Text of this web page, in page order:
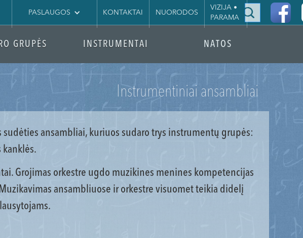
PASLAUGOS KONTAKTAI NUORODOS
VIZIJA •
PARAMA
|
GRUPĖS INSTRUMENTAI NATOS
Instrumentiniai ansambliai
ansambliai, kuriuos sudaro trys instrumentų grupės:
Grojimas orkestre ugdo muzikines menines kompetencijas
ansambliuose ir orkestre visuomet teikia didelį